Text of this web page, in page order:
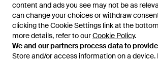
content and ads you see may not be as
can change your choices or withdraw
clicking the Cookie Settings link at the
more details, refer to ourCookie Policy.
We and our partners process data to
Store and/or access information on a device.
content and ads you see may not be as
can change your choices or withdraw
clicking the Cookie Settings link at the
more details, refer to ourCookie Policy.
We and our partners process data to
Store and/or access information on a device.
IN SALDO